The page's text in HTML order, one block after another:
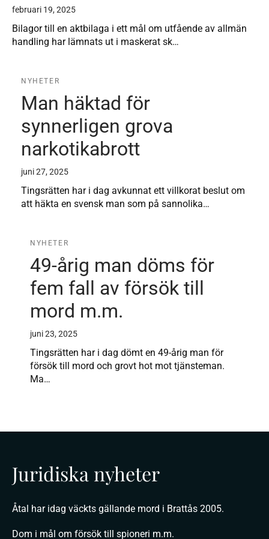
februari 19, 2025
Bilagor till en aktbilaga i ett mål om utfående av allmän
handling har lämnats ut i maskerat sk…
NYHETER
Man häktad för
synnerligen grova
narkotikabrott
juni 27, 2025
Tingsrätten har i dag avkunnat ett villkorat beslut om
att häkta en svensk man som på sannolika…
NYHETER
49-årig man döms för
fem fall av försök till
mord m.m.
juni 23, 2025
Tingsrätten har i dag dömt en 49-årig man för
försök till mord och grovt hot mot tjänsteman.
Ma…
Juridiska nyheter
Åtal har idag väckts gällande mord i Brattås 2005.
Dom i mål om försök till spioneri m.m.